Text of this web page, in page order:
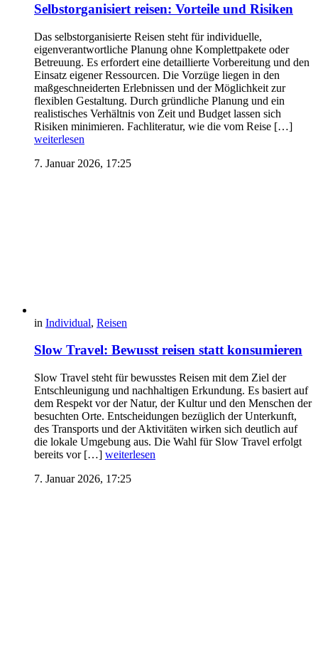
Selbstorganisiert reisen: Vorteile und Risiken
Das selbstorganisierte Reisen steht für individuelle,
eigenverantwortliche Planung ohne Komplettpakete oder
Betreuung. Es erfordert eine detaillierte Vorbereitung und den
Einsatz eigener Ressourcen. Die Vorzüge liegen in den
maßgeschneiderten Erlebnissen und der Möglichkeit zur
flexiblen Gestaltung. Durch gründliche Planung und ein
realistisches Verhältnis von Zeit und Budget lassen sich
Risiken minimieren. Fachliteratur, wie die vom Reise […]
weiterlesen
7. Januar 2026, 17:25
in Individual, Reisen
Slow Travel: Bewusst reisen statt konsumieren
Slow Travel steht für bewusstes Reisen mit dem Ziel der
Entschleunigung und nachhaltigen Erkundung. Es basiert auf
dem Respekt vor der Natur, der Kultur und den Menschen der
besuchten Orte. Entscheidungen bezüglich der Unterkunft,
des Transports und der Aktivitäten wirken sich deutlich auf
die lokale Umgebung aus. Die Wahl für Slow Travel erfolgt
bereits vor […] weiterlesen
7. Januar 2026, 17:25